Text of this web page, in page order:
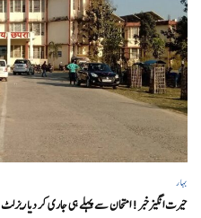
بہار
حیرت انگیزخبر ! امتحان سے پہلے ہی جاری کر دیا ریزلٹ